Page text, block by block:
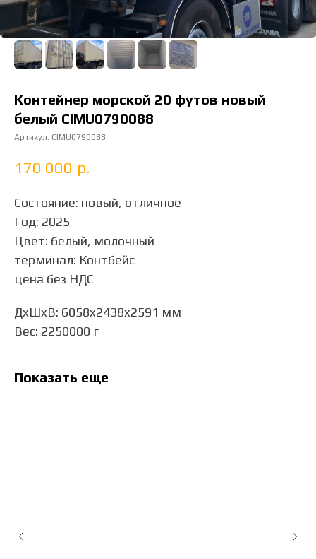
Контейнер морской 20 футов новый
белый CIMU0790088
Артикул: CIMU0790088
170 000 р.
Состояние: новый, отличное
Год: 2025
Цвет: белый, молочный
терминал: Контбейс
цена без НДС
ДxШxВ: 6058x2438x2591 мм
Вес: 2250000 г
Показать еще